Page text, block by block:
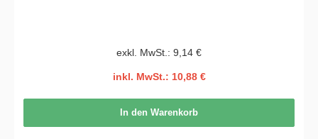
exkl. MwSt.: 9,14 €
inkl. MwSt.: 10,88 €
In den Warenkorb